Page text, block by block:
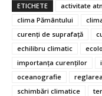
ETICHETE activitate
clima Pământului
curenți de suprafață
echilibru climatic
importanța curenților
oceanografie
schimbări climatice